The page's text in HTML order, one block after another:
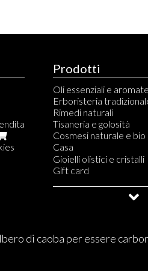
Prodotti
Oli essenziali e
Erboristeria
Rimedi naturali
Tisaneria e golosità
Cosmesi naturale e bio
Casa
Diffusori a bastoncini
Profumi spray per
Diffusori per essenze e
Incensi in resina,
Gioielli olistici e cristalli
Gift card
di caoba per essere